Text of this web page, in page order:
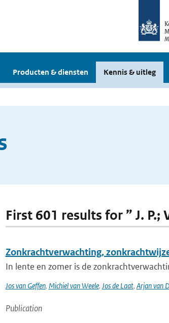
Producten & diensten Kennis & uitleg
First 601 results for ” J. P.;
Zonkrachtverwachting,
In lente en zomer is de
Jos van Geffen, Michiel van Weele, Jos de Laat, Arjan van
Publication